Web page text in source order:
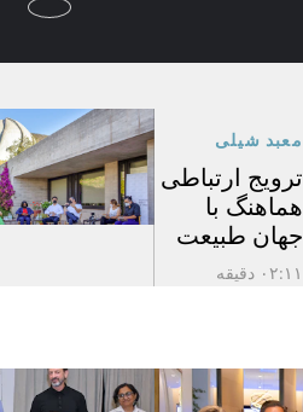
معبد شیلی
ترویج ارتباطی
هماهنگ با
جهان طبیعت
۰۲:۱۱ دقیقه